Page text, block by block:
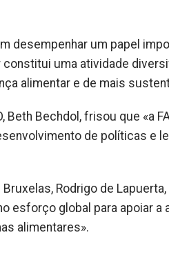
desempenhar um papel
uma atividade
alimentar e de mais
Beth Bechdol, frisou que «a
de políticas e
Rodrigo de
esforço global para apoiar
alimentares».